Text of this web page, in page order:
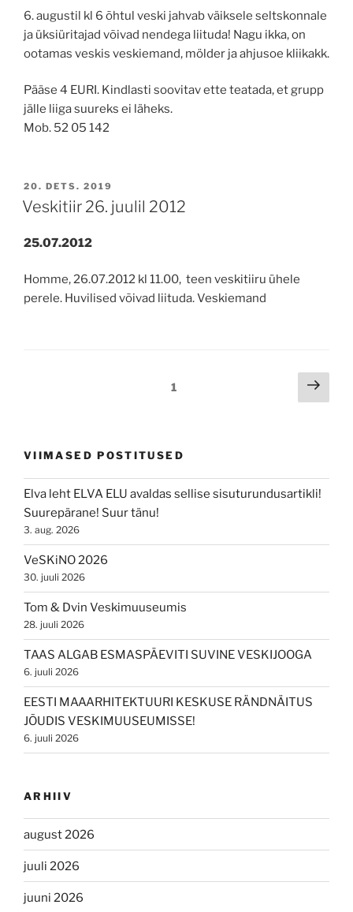
6. augustil kl 6 õhtul veski jahvab väiksele seltskonnale
ja üksiüritajad võivad nendega liituda! Nagu ikka, on
ootamas veskis veskiemand, mölder ja ahjusoe kliikakk.
Pääse 4 EURI. Kindlasti soovitav ette teatada, et grupp
jälle liiga suureks ei läheks.
Mob. 52 05 142
POSTED
ON
20. DETS. 2019
Veskitiir 26. juulil 2012
25.07.2012
Homme, 26.07.2012 kl 11.00, teen veskitiiru ühele
perele. Huvilised võivad liituda. Veskiemand
Leht1
lk
VIIMASED POSTITUSED
Elva leht ELVA ELU avaldas sellise sisuturundusartikli!
Suurepärane! Suur tänu!
3. aug. 2026
VeSKiNO 2026
30. juuli 2026
Tom & Dvin Veskimuuseumis
28. juuli 2026
TAAS ALGAB ESMASPÄEVITI SUVINE VESKIJOOGA
6. juuli 2026
EESTI MAAARHITEKTUURI KESKUSE RÄNDNÄITUS
JÕUDIS VESKIMUUSEUMISSE!
6. juuli 2026
ARHIIV
august 2026
juuli 2026
juuni 2026